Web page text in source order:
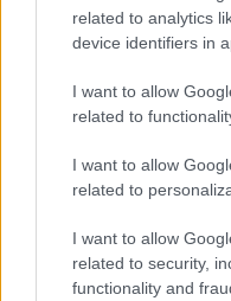
related to analytics
device identifiers in
I want to allow
related to
I want to allow
related to
I want to allow
related to security,
functionality and
Paolo Pinna
I nostri cari